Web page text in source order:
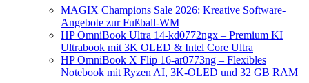
MAGIX Champions Sale 2026: Kreative Software-
Angebote zur Fußball-WM
HP OmniBook Ultra 14-kd0772ngx – Premium KI
Ultrabook mit 3K OLED & Intel Core Ultra
HP OmniBook X Flip 16-ar0773ng – Flexibles
Notebook mit Ryzen AI, 3K-OLED und 32 GB RAM